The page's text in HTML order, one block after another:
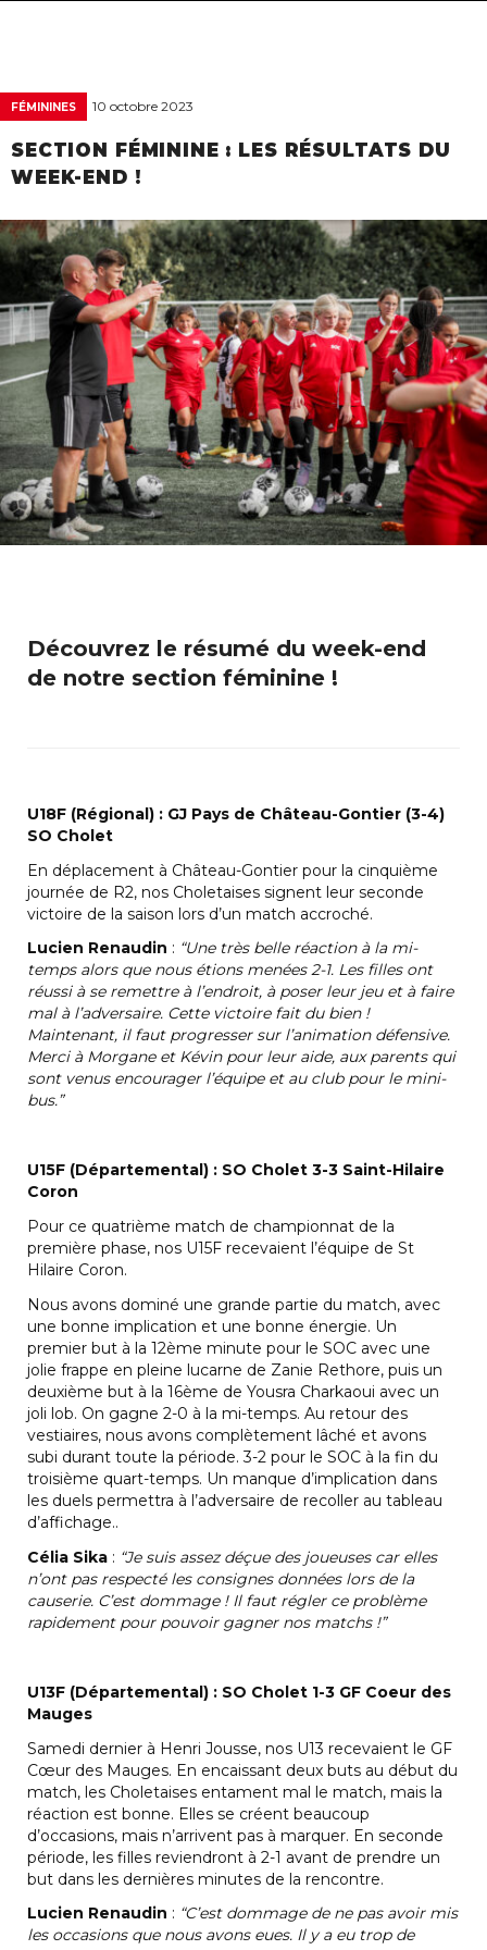
FÉMININES 10 octobre 2023
SECTION FÉMININE : LES RÉSULTATS DU
WEEK-END !
Découvrez le résumé du week-end
de notre section féminine !
U18F (Régional) : GJ Pays de Château-Gontier (3-4)
SO Cholet
En déplacement à Château-Gontier pour la cinquième
journée de R2, nos Choletaises signent leur seconde
victoire de la saison lors d’un match accroché.
Lucien Renaudin : “Une très belle réaction à la mi-
temps alors que nous étions menées 2-1. Les filles ont
réussi à se remettre à l’endroit, à poser leur jeu et à faire
mal à l’adversaire. Cette victoire fait du bien !
Maintenant, il faut progresser sur l’animation défensive.
Merci à Morgane et Kévin pour leur aide, aux parents qui
sont venus encourager l’équipe et au club pour le mini-
bus.”
U15F (Départemental) : SO Cholet 3-3 Saint-Hilaire
Coron
Pour ce quatrième match de championnat de la
première phase, nos U15F recevaient l’équipe de St
Hilaire Coron.
Nous avons dominé une grande partie du match, avec
une bonne implication et une bonne énergie. Un
premier but à la 12ème minute pour le SOC avec une
jolie frappe en pleine lucarne de Zanie Rethore, puis un
deuxième but à la 16ème de Yousra Charkaoui avec un
joli lob. On gagne 2-0 à la mi-temps. Au retour des
vestiaires, nous avons complètement lâché et avons
subi durant toute la période. 3-2 pour le SOC à la fin du
troisième quart-temps. Un manque d’implication dans
les duels permettra à l’adversaire de recoller au tableau
d’affichage..
Célia Sika : “Je suis assez déçue des joueuses car elles
n’ont pas respecté les consignes données lors de la
causerie. C’est dommage ! Il faut régler ce problème
rapidement pour pouvoir gagner nos matchs !”
U13F (Départemental) : SO Cholet 1-3 GF Coeur des
Mauges
Samedi dernier à Henri Jousse, nos U13 recevaient le GF
Cœur des Mauges. En encaissant deux buts au début du
match, les Choletaises entament mal le match, mais la
réaction est bonne. Elles se créent beaucoup
d’occasions, mais n’arrivent pas à marquer. En seconde
période, les filles reviendront à 2-1 avant de prendre un
but dans les dernières minutes de la rencontre.
Lucien Renaudin : “C’est dommage de ne pas avoir mis
les occasions que nous avons eues. Il y a eu trop de